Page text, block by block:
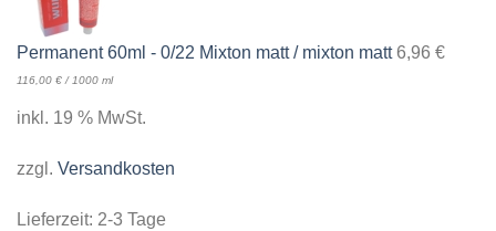
Permanent 60ml - 0/22 Mixton matt / mixton matt 6,96 €
116,00 €/1000 ml
inkl. 19 % MwSt.
zzgl. Versandkosten
Lieferzeit: 2-3 Tage